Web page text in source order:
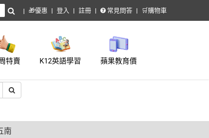
🎁優惠 登入 註冊 常見問答 🛒購物車
特賣 K12英語學習 蘋果教育價
南